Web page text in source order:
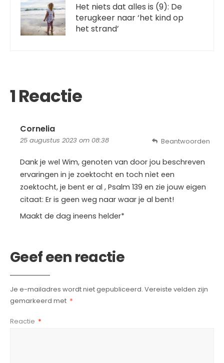
Het niets dat alles is (9): De
terugkeer naar ‘het kind op
het strand’
1 Reactie
Cornelia
25 augustus 2023 om 08:38
Dank je wel Wim, genoten van door jou beschreven
ervaringen in je zoektocht en toch nìet een
zoektocht, je bent er al , Psalm 139 en zie jouw eigen
citaat: Er is geen weg naar waar je al bent!
Maakt de dag ineens helder*
Beantwoorden
Geef een reactie
Je e-mailadres wordt niet gepubliceerd. Vereiste velden zijn
gemarkeerd met *
Reactie *